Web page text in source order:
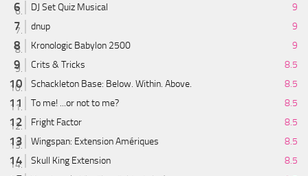
DJ Set Quiz Musical
9
dnup
9
Kronologic Babylon 2500
9
Crits & Tricks
8.5
Schackleton Base: Below. Within. Above.
8.5
To me! ...or not to me?
8.5
Fright Factor
8.5
Wingspan: Extension Amériques
8.5
Skull King Extension
8.5